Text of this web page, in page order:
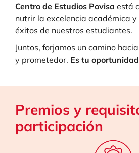
Centro de Estudios Povisa está
nutrir la excelencia académica y
éxitos de nuestros estudiantes.
Juntos, forjamos un camino
y prometedor. Es tu
Premios y
participación